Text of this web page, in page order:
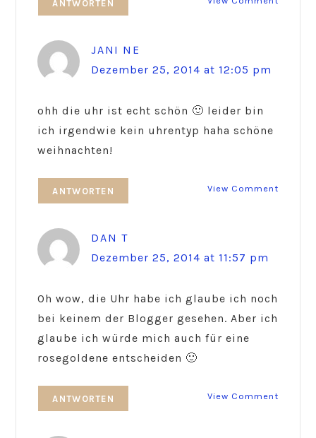
ANTWORTEN
JANI NE
Dezember 25, 2014 at 12:05 pm
ohh die uhr ist echt schön 🙂 leider bin
ich irgendwie kein uhrentyp haha schöne
weihnachten!
View Comment
ANTWORTEN
DAN T
Dezember 25, 2014 at 11:57 pm
Oh wow, die Uhr habe ich glaube ich noch
bei keinem der Blogger gesehen. Aber ich
glaube ich würde mich auch für eine
rosegoldene entscheiden 🙂
View Comment
ANTWORTEN